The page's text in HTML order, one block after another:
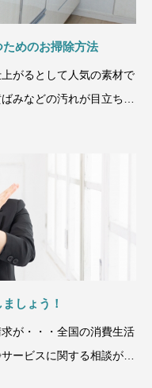
めのお掃除方法
がるとして人気の素材で
みなどの汚れが目立ちや
しょう！
が・・・全国の消費生活
ービスに関する相談が多